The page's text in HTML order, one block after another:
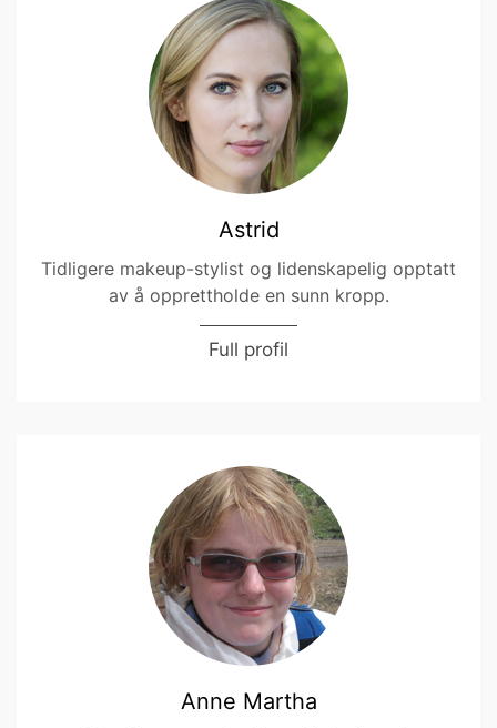
Astrid
Tidligere makeup-stylist og lidenskapelig opptatt
av å opprettholde en sunn kropp.
Full profil
Anne Martha